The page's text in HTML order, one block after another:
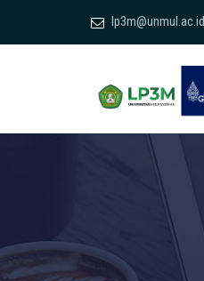
lp3m@unmul.ac.id